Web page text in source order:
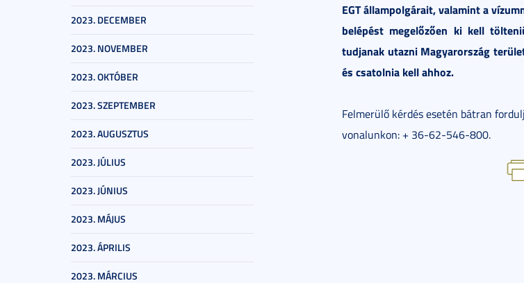
2023. DECEMBER
2023. NOVEMBER
2023. OKTÓBER
2023. SZEPTEMBER
2023. AUGUSZTUS
2023. JÚLIUS
2023. JÚNIUS
2023. MÁJUS
2023. ÁPRILIS
2023. MÁRCIUS
EGT állampolgárait, valamint a
belépést megelőzően ki kell
tudjanak utazni Magyarország
és csatolnia kell ahhoz.
Felmerülő kérdés esetén bátran
vonalunkon: + 36-62-546-800.